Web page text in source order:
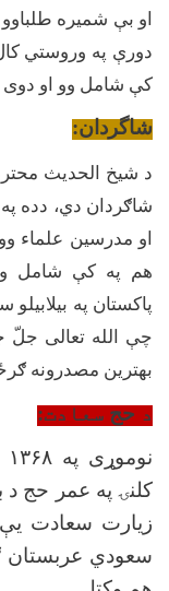
او بې شمیره
دورې په وروستي
کې شامل وو او دوی
شاگردان:
د شیخ الحدیث
شاګردان دي، دده
او مدرسین علماء
هم په کې شامل
پاکستان په
چې الله تعالی جلّ
بهترین مصدرونه
دحجسعادت:
نوموړی په ۱۳۶۸
کلنۍ په عمر حج د
زیارت سعادت
سعودي عربستان